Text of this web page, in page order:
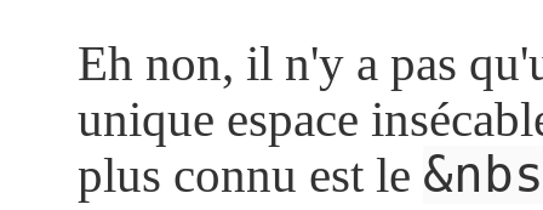
Eh non, il n'y a pas
unique espace
plus connu est le